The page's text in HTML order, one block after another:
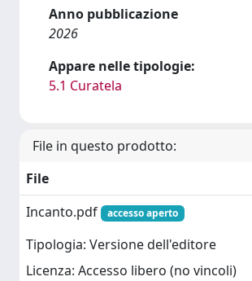
Anno pubblicazione
2026
Appare nelle tipologie:
5.1 Curatela
File in questo prodotto:
File
Incanto.pdf
accesso aperto
Tipologia: Versione dell'editore
Licenza: Accesso libero (no vincoli)